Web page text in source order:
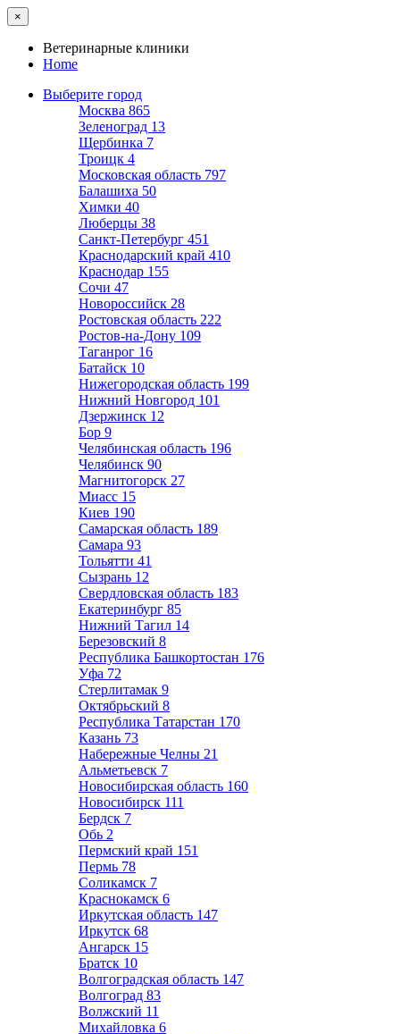
×
Ветеринарные клиники
Home
Выберите город
Москва 865
Зеленоград 13
Щербинка 7
Троицк 4
Московская область 797
Балашиха 50
Химки 40
Люберцы 38
Санкт-Петербург 451
Краснодарский край 410
Краснодар 155
Сочи 47
Новороссийск 28
Ростовская область 222
Ростов-на-Дону 109
Таганрог 16
Батайск 10
Нижегородская область 199
Нижний Новгород 101
Дзержинск 12
Бор 9
Челябинская область 196
Челябинск 90
Магнитогорск 27
Миасс 15
Киев 190
Самарская область 189
Самара 93
Тольятти 41
Сызрань 12
Свердловская область 183
Екатеринбург 85
Нижний Тагил 14
Березовский 8
Республика Башкортостан 176
Уфа 72
Стерлитамак 9
Октябрьский 8
Республика Татарстан 170
Казань 73
Набережные Челны 21
Альметьевск 7
Новосибирская область 160
Новосибирск 111
Бердск 7
Обь 2
Пермский край 151
Пермь 78
Соликамск 7
Краснокамск 6
Иркутская область 147
Иркутск 68
Ангарск 15
Братск 10
Волгоградская область 147
Волгоград 83
Волжский 11
Михайловка 6